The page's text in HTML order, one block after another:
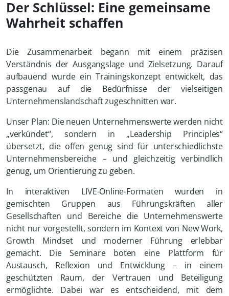
Der Schlüssel: Eine gemeinsame
Wahrheit schaffen
Die Zusammenarbeit begann mit einem präzisen
Verständnis der Ausgangslage und Zielsetzung. Darauf
aufbauend wurde ein Trainingskonzept entwickelt, das
passgenau auf die Bedürfnisse der vielseitigen
Unternehmenslandschaft zugeschnitten war.
Unser Plan: Die neuen Unternehmenswerte werden nicht
„verkündet“, sondern in „Leadership Principles“
übersetzt, die offen genug sind für unterschiedlichste
Unternehmensbereiche – und gleichzeitig verbindlich
genug, um Orientierung zu geben.
In interaktiven LIVE-Online-Formaten wurden in
gemischten Gruppen aus Führungskräften aller
Gesellschaften und Bereiche die Unternehmenswerte
nicht nur vorgestellt, sondern im Kontext von New Work,
Growth Mindset und moderner Führung erlebbar
gemacht. Die Seminare boten eine Plattform für
Austausch, Reflexion und Entwicklung – in einem
geschützten Raum, der Vertrauen und Beteiligung
ermöglichte. Dabei war es entscheidend, mit dem